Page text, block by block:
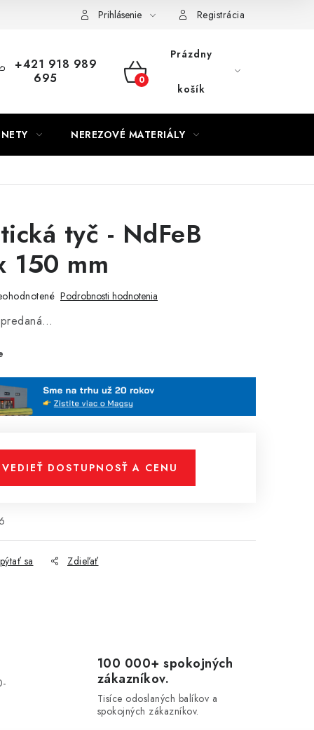
Prihlásenie Registrácia
+421 918 989
695
NÁKUPNÝ
Prázdny
košík
NEREZOVÉ MATERIÁLY
tyč - NdFeB
150 mm
Podrobnosti hodnotenia
DOSTUPNOSŤ A CENU
sa Zdieľať
100 000+ spokojných
zákazníkov.
Tisíce odoslaných balíkov a
spokojných zákazníkov.